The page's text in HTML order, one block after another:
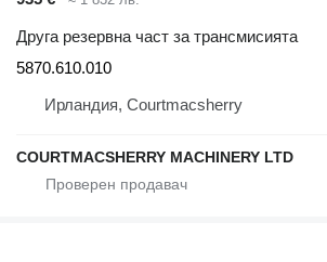
Друга резервна част за трансмисията
5870.610.010
Ирландия, Courtmacsherry
COURTMACSHERRY MACHINERY LTD